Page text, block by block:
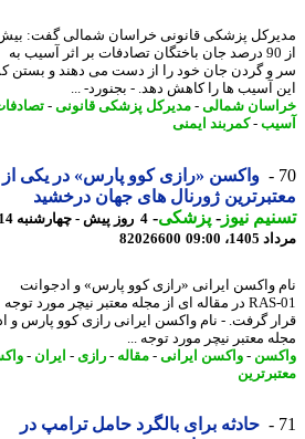
پزشکی قانونی خراسان شمالی گفت: بیش
از 90 درصد جان باختگان تصادفات بر اثر آسیب به
گردن جان خود را از دست می دهند و بستن
آسیب ها را کاهش دهد. - بجنورد- ...
شمالی-مدیرکل پزشکی قانونی-تصادفات-
-کمربند ایمنی
واکسن «رازی کوو پارس» در یکی از
ژورنال های جهان درخشید
نیوز-پزشکی-
4 روز پیش - چهارشنبه 14
09:00
82026600
واکسن ایرانی «رازی کوو پارس» و ادجوانت
RAS-01 در مقاله ای از مجله معتبر نیچر مورد توجه
معتبر نیچر مورد توجه ...
-واکسن ایرانی- مقاله-رازی - ایران - واکسن
حادثه برای بالگرد حامل ترامپ در